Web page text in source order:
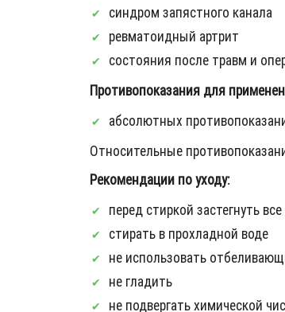
синдром запястного канала
ревматоидный артрит
состояния после травм и
Противопоказания для
абсолютных
Относительные
Рекомендации по уходу:
перед стиркой застегнуть
стирать в прохладной воде
не использовать
не гладить
не подвергать химической